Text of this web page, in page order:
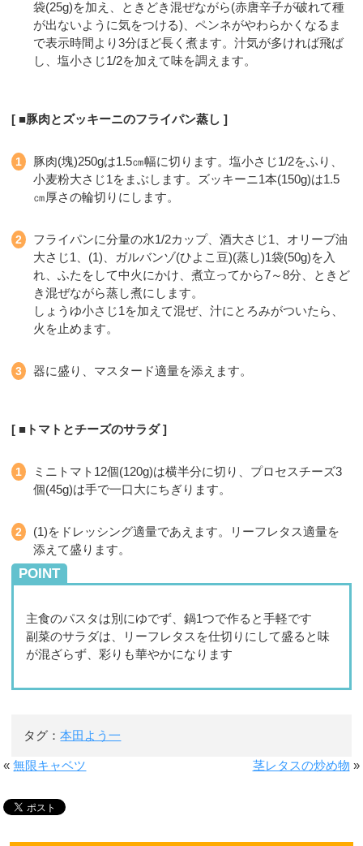
袋(25g)を加え、ときどき混ぜながら(赤唐辛子が破れて種
が出ないように気をつける)、ペンネがやわらかくなるま
で表示時間より3分ほど長く煮ます。汁気が多ければ飛ば
し、塩小さじ1/2を加えて味を調えます。
■豚肉とズッキーニのフライパン蒸し
豚肉(塊)250gは1.5㎝幅に切ります。塩小さじ1/2をふり、
小麦粉大さじ1をまぶします。ズッキーニ1本(150g)は1.5
㎝厚さの輪切りにします。
フライパンに分量の水1/2カップ、酒大さじ1、オリーブ油
大さじ1、(1)、ガルバンゾ(ひよこ豆)(蒸し)1袋(50g)を入
れ、ふたをして中火にかけ、煮立ってから7～8分、ときど
き混ぜながら蒸し煮にします。
しょうゆ小さじ1を加えて混ぜ、汁にとろみがついたら、
火を止めます。
器に盛り、マスタード適量を添えます。
■トマトとチーズのサラダ
ミニトマト12個(120g)は横半分に切り、プロセスチーズ3
個(45g)は手で一口大にちぎります。
(1)をドレッシング適量であえます。リーフレタス適量を
添えて盛ります。
POINT
主食のパスタは別にゆでず、鍋1つで作ると手軽です
副菜のサラダは、リーフレタスを仕切りにして盛ると味
が混ざらず、彩りも華やかになります
タグ：本田よう一
«無限キャベツ 茎レタスの炒め物 »